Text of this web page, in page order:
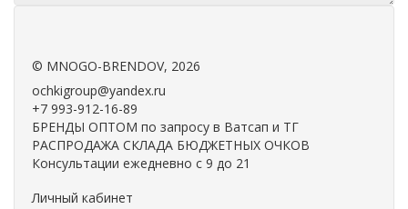
© MNOGO-BRENDOV, 2026
ochkigroup@yandex.ru
+7 993-912-16-89
БРЕНДЫ ОПТОМ по запросу в Ватсап и ТГ
РАСПРОДАЖА СКЛАДА БЮДЖЕТНЫХ ОЧКОВ
Консультации ежедневно с 9 до 21
Личный кабинет